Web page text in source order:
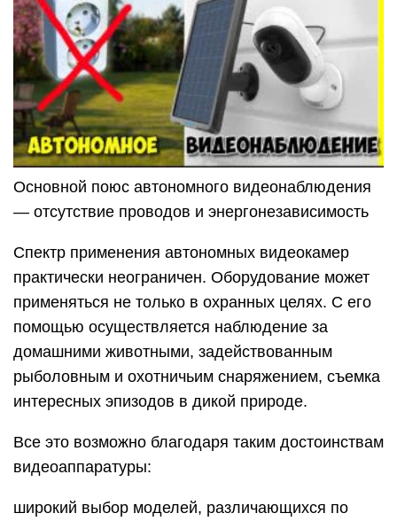
Основной поюс автономного видеонаблюдения
— отсутствие проводов и энергонезависимость
Спектр применения автономных видеокамер
практически неограничен. Оборудование может
применяться не только в охранных целях. С его
помощью осуществляется наблюдение за
домашними животными, задействованным
рыболовным и охотничьим снаряжением, съемка
интересных эпизодов в дикой природе.
Все это возможно благодаря таким достоинствам
видеоаппаратуры:
широкий выбор моделей, различающихся по